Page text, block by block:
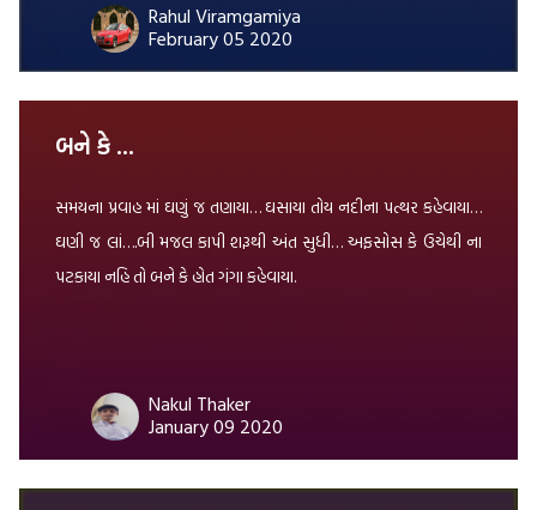
Rahul Viramgamiya
February 05 2020
બને કે …
સમયના પ્રવાહ માં ઘણું જ તણાયા… ઘસાયા તોય નદીના પત્થર કહેવાયા…
ઘણી જ લાં….બી મજલ કાપી શરૂથી અંત સુધી… અફસોસ કે ઉચેથી ના
પટકાયા નહિ તો બને કે હોત ગંગા કહેવાયા.
Nakul Thaker
January 09 2020